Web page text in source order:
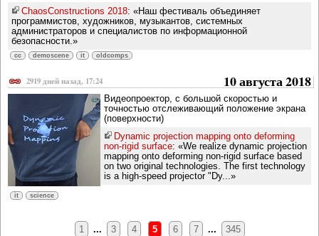
ChaosConstructions 2018: «Наш фестиваль объединяет
программистов, художников, музыкантов, системных
администраторов и специалистов по информационной
безопасности.»
cc demoscene it oldcomps
2919 дней назад, 17:24 10 августа 2018
Видеопроектор, с большой скоростью и
точностью отслеживающий положение экрана
(поверхности)
Dynamic projection mapping onto deforming
non-rigid surface: «We realize dynamic projection
mapping onto deforming non-rigid surface based
on two original technologies. The first technology
is a high-speed projector "Dy...»
it science
1 ... 3 4 5 6 7 ... 345